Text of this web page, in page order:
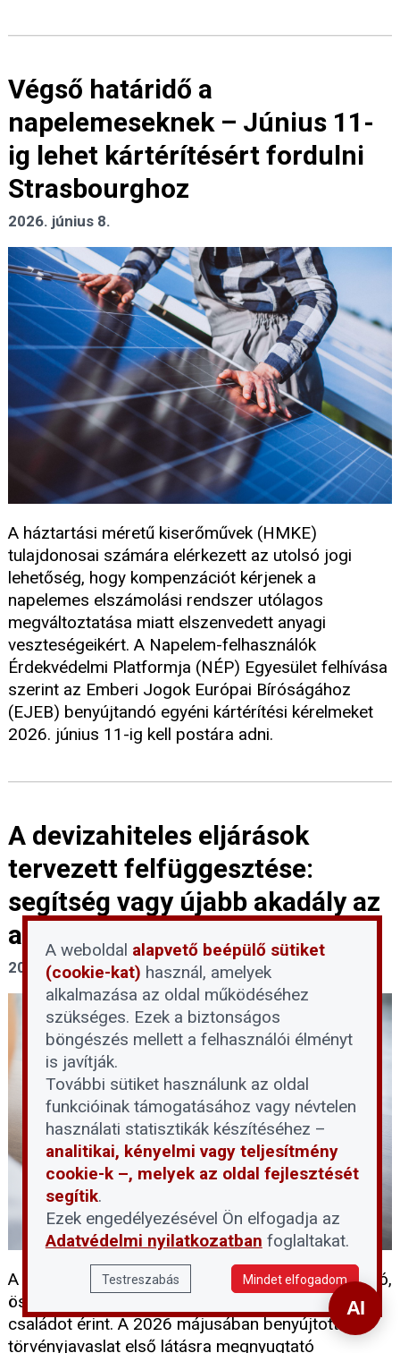
Végső határidő a
napelemeseknek – Június 11-
ig lehet kártérítésért fordulni
Strasbourghoz
2026. június 8.
A háztartási méretű kiserőművek (HMKE)
tulajdonosai számára elérkezett az utolsó jogi
lehetőség, hogy kompenzációt kérjenek a
napelemes elszámolási rendszer utólagos
megváltoztatása miatt elszenvedett anyagi
veszteségeikért. A Napelem-felhasználók
Érdekvédelmi Platformja (NÉP) Egyesület felhívása
szerint az Emberi Jogok Európai Bíróságához
(EJEB) benyújtandó egyéni kártérítési kérelmeket
2026. június 11-ig kell postára adni.
A devizahiteles eljárások
tervezett felfüggesztése:
segítség vagy újabb akadály az
adósoknak?
2026. június 1.
A devizahitelek rendezése hosszú évek óta húzódó,
összetett probléma, amely számtalan magyar
családot érint. A 2026 májusában benyújtott
törvényjavaslat első látásra megnyugtató
A weboldal alapvető beépülő sütiket
(cookie-kat) használ, amelyek
alkalmazása az oldal működéséhez
szükséges. Ezek a biztonságos
böngészés mellett a felhasználói élményt
is javítják.
További sütiket használunk az oldal
funkcióinak támogatásához vagy névtelen
használati statisztikák készítéséhez –
analitikai, kényelmi vagy teljesítmény
cookie-k –, melyek az oldal fejlesztését
segítik.
Ezek engedélyezésével Ön elfogadja az
Adatvédelmi nyilatkozatban foglaltakat.
Testreszabás Mindet elfogadom